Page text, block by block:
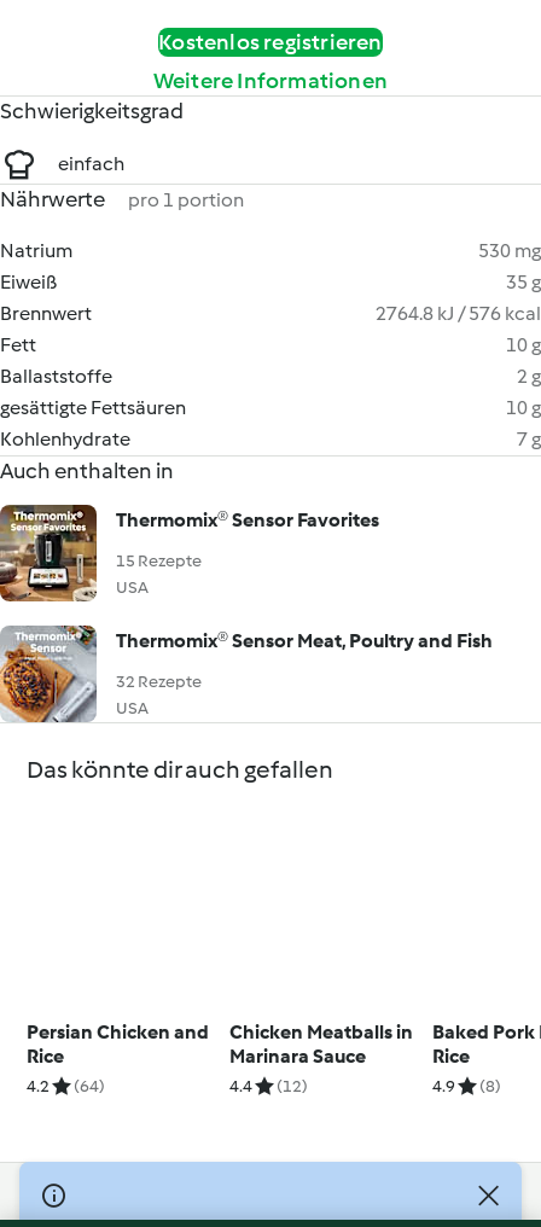
Kostenlos registrieren
Weitere Informationen
Schwierigkeitsgrad
einfach
Nährwerte pro 1 portion
Natrium
530 mg
Eiweiß
35 g
Brennwert
2764.8 kJ / 576 kcal
Fett
10 g
Ballaststoffe
2 g
gesättigte Fettsäuren
10 g
Kohlenhydrate
7 g
Auch enthalten in
Thermomix® Sensor Favorites
15 Rezepte
USA
Thermomix® Sensor Meat, Poultry and Fish
32 Rezepte
USA
Das könnte dir auch gefallen
Persian Chicken and
Rice
4.2 (64)
Chicken Meatballs in
Marinara Sauce
4.4 (12)
Baked
Rice
4.9 (8)
© Copyright 2026